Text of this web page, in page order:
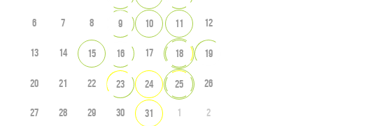
6 7 8 9 10 11 12
13 14 15 16 17 18 19
20 21 22 23 24 25 26
27 28 29 30 31 1 2